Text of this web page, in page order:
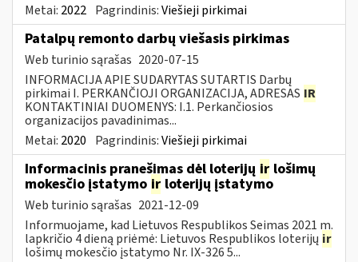
Metai: 2022 Pagrindinis:Viešieji pirkimai
Patalpų remonto darbų viešasis pirkimas
Web turinio sąrašas 2020-07-15
INFORMACIJA APIE SUDARYTAS SUTARTIS Darbų
pirkimai I. PERKANČIOJI ORGANIZACIJA, ADRESAS IR
KONTAKTINIAI DUOMENYS: I.1. Perkančiosios
organizacijos pavadinimas...
Metai: 2020 Pagrindinis:Viešieji pirkimai
Informacinis pranešimas dėl loterijų ir lošimų
mokesčio įstatymo ir loterijų įstatymo
Web turinio sąrašas 2021-12-09
Informuojame, kad Lietuvos Respublikos Seimas 2021 m.
lapkričio 4 dieną priėmė: Lietuvos Respublikos loterijų ir
lošimų mokesčio įstatymo Nr. IX-326 5...